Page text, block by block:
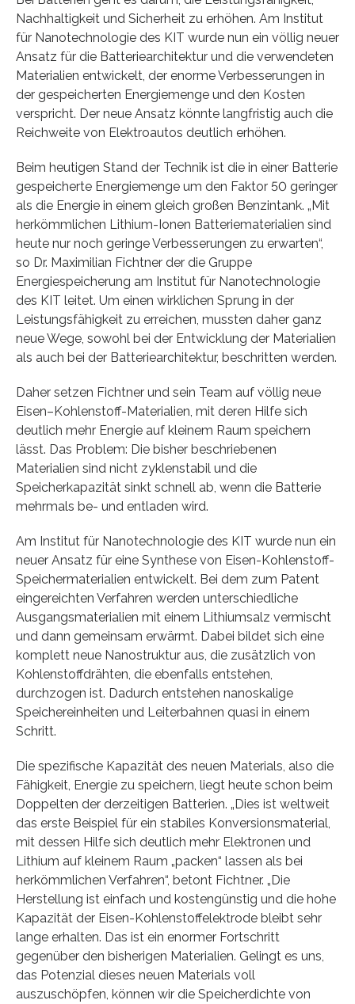
Nachhaltigkeit und Sicherheit zu erhöhen. Am Institut
für Nanotechnologie des KIT wurde nun ein völlig neuer
Ansatz für die Batteriearchitektur und die verwendeten
Materialien entwickelt, der enorme Verbesserungen in
der gespeicherten Energiemenge und den Kosten
verspricht. Der neue Ansatz könnte langfristig auch die
Reichweite von Elektroautos deutlich erhöhen.
Beim heutigen Stand der Technik ist die in einer Batterie
gespeicherte Energiemenge um den Faktor 50 geringer
als die Energie in einem gleich großen Benzintank. „Mit
herkömmlichen Lithium-Ionen Batteriematerialien sind
heute nur noch geringe Verbesserungen zu erwarten“,
so Dr. Maximilian Fichtner der die Gruppe
Energiespeicherung am Institut für Nanotechnologie
des KIT leitet. Um einen wirklichen Sprung in der
Leistungsfähigkeit zu erreichen, mussten daher ganz
neue Wege, sowohl bei der Entwicklung der Materialien
als auch bei der Batteriearchitektur, beschritten werden.
Daher setzen Fichtner und sein Team auf völlig neue
Eisen–Kohlenstoff-Materialien, mit deren Hilfe sich
deutlich mehr Energie auf kleinem Raum speichern
lässt. Das Problem: Die bisher beschriebenen
Materialien sind nicht zyklenstabil und die
Speicherkapazität sinkt schnell ab, wenn die Batterie
mehrmals be- und entladen wird.
Am Institut für Nanotechnologie des KIT wurde nun ein
neuer Ansatz für eine Synthese von Eisen-Kohlenstoff-
Speichermaterialien entwickelt. Bei dem zum Patent
eingereichten Verfahren werden unterschiedliche
Ausgangsmaterialien mit einem Lithiumsalz vermischt
und dann gemeinsam erwärmt. Dabei bildet sich eine
komplett neue Nanostruktur aus, die zusätzlich von
Kohlenstoffdrähten, die ebenfalls entstehen,
durchzogen ist. Dadurch entstehen nanoskalige
Speichereinheiten und Leiterbahnen quasi in einem
Schritt.
Die spezifische Kapazität des neuen Materials, also die
Fähigkeit, Energie zu speichern, liegt heute schon beim
Doppelten der derzeitigen Batterien. „Dies ist weltweit
das erste Beispiel für ein stabiles Konversionsmaterial,
mit dessen Hilfe sich deutlich mehr Elektronen und
Lithium auf kleinem Raum „packen“ lassen als bei
herkömmlichen Verfahren“, betont Fichtner. „Die
Herstellung ist einfach und kostengünstig und die hohe
Kapazität der Eisen-Kohlenstoffelektrode bleibt sehr
lange erhalten. Das ist ein enormer Fortschritt
gegenüber den bisherigen Materialien. Gelingt es uns,
das Potenzial dieses neuen Materials voll
auszuschöpfen, können wir die Speicherdichte von